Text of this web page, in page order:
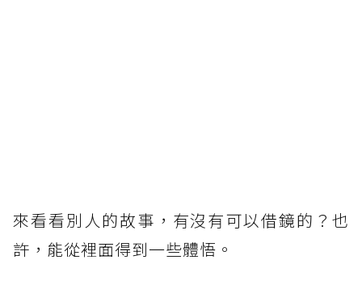
來看看別人的故事，有沒有可以借鏡的？也
許，能從裡面得到一些體悟。